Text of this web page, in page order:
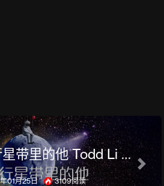
带里的他 Todd Li 吉
他扒谱
01月25日 3109阅读